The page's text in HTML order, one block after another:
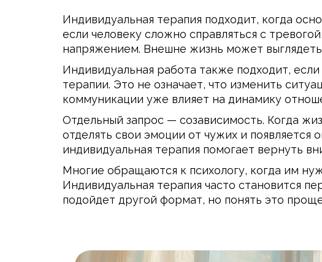
Индивидуальная терапия подходит, когда
если человеку сложно справляться с
напряжением. Внешне жизнь может
Индивидуальная работа также подходит,
терапии. Это не означает, что изменить
коммуникации уже влияет на динамику
Отдельный запрос — созависимость. Когда
отделять свои эмоции от чужих и появляется
индивидуальная терапия помогает вернуть
Многие обращаются к психологу, когда им
Индивидуальная терапия часто становится
подойдет другой формат, но понять это